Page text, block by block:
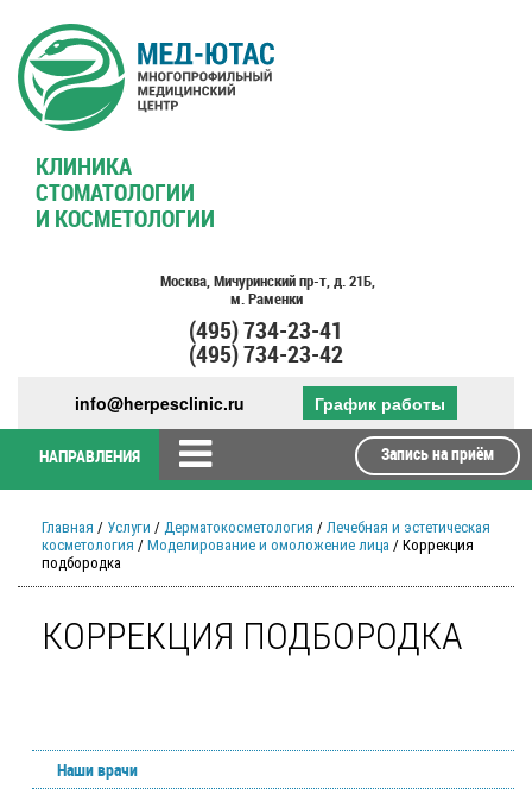
КЛИНИКА
СТОМАТОЛОГИИ
И КОСМЕТОЛОГИИ
Москва, Мичуринский пр-т, д. 21Б,
м. Раменки
(495)734-23-41
(495)734-23-42
info@herpesclinic.ru График работы
НАПРАВЛЕНИЯ Запись на приём
Главная / Услуги / Дерматокосметология / Лечебная и эстетическая
косметология / Моделирование и омоложение лица / Коррекция
подбородка
КОРРЕКЦИЯ ПОДБОРОДКА
Наши врачи